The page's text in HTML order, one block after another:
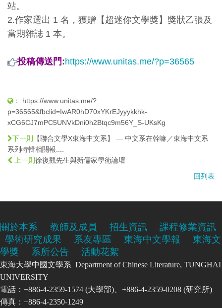
站。
2.作家選出 1 名，獲贈【超迷你文學獎】獎狀乙張及
當期雜誌 1 本。
投稿傳送門 :https://www.unitas.me/?p=36565
： https://www.unitas.me/?
p=36565&fbclid=IwAR0hD70xYKrEJyyykkhk-
xCG6CJ7mPC5UNVkDni0h2Btqc9m56Y_S-UKsKg
下一則
【聯合文學X東海中文系】 — 中文系在幹嘛／東海中文系
系列特輯相關報....
上一則 徐復觀先生與新儒家學術論壇
回列表
關於本系 教師及成員 招生資訊
課程修業資訊
學術研究成果
系友專區 東海中文學報
東海文
學獎
系所公告 活動花絮
東海大學中國文學系 Department of Chinese Literature, TUNGHAI
UNIVERSITY
電話：+886-4-2359-1574 (大學部)、+886-4-2359-0208 (研究所)
傳真：+886-4-2350-1249